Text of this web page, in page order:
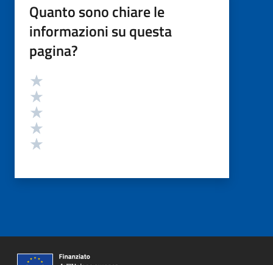
Quanto sono chiare le
informazioni su questa
pagina?
Valutazione